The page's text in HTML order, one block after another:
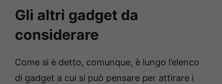
Gli altri gadget da
considerare
Come si è detto, comunque, è lungo l’elenco
di gadget a cui si può pensare per attirare i